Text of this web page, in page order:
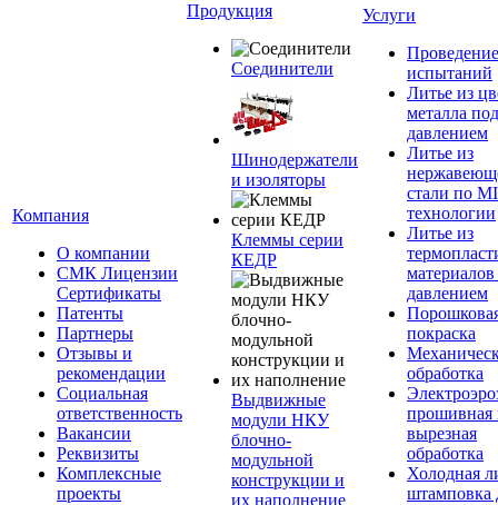
Компания
О компании
СМК Лицензии
Сертификаты
Патенты
Партнеры
Отзывы и
рекомендации
Социальная
ответственность
Вакансии
Реквизиты
Комплексные
проекты
Продукция
Соединители
Шинодержатели
и изоляторы
Клеммы серии
КЕДР
Выдвижные
модули НКУ
блочно-
модульной
конструкции и
их наполнение
Услуги
Проведение
испытаний
Литье из
металла под
давлением
Литье из
стали по
технологии
Литье из
давлением
покраска
обработка
прошивная
вырезная
обработка
Холодная
штамповка